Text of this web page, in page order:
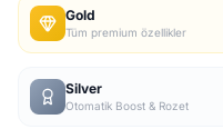
Gold
Tüm premium özellikler
Silver
Otomatik Boost & Rozet